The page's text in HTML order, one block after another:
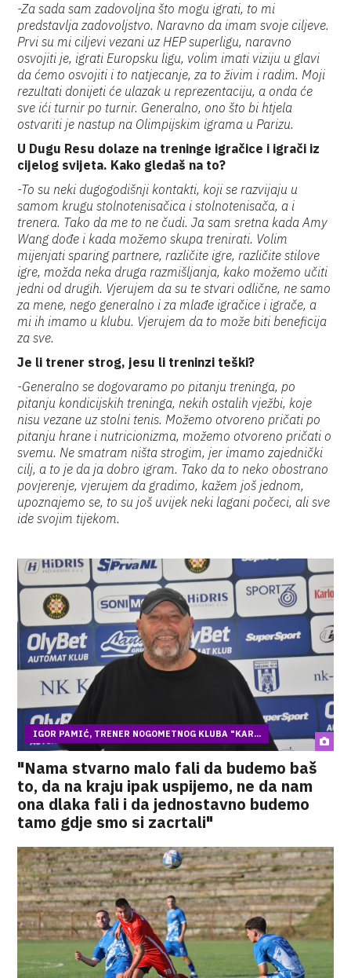
-Za sada sam zadovoljna što mogu igrati, to mi
predstavlja zadovoljstvo. Naravno da imam svoje ciljeve.
Prvi su mi ciljevi vezani uz HEP superligu, naravno
osvojiti je, igrati Europsku ligu, volim imati viziju u glavi
da ćemo osvojiti i to natjecanje, za to živim i radim. Moji
rezultati donijeti će ulazak u reprezentaciju, a onda će
sve ići turnir po turnir. Generalno, ono što bi htjela
ostvariti je nastup na Olimpijskim igrama u Parizu.
U Dugu Resu dolaze na treninge igračice i igrači iz
cijelog svijeta. Kako gledaš na to?
-To su neki dugogodišnji kontakti, koji se razvijaju u
samom krugu stolnotenisačica i stolnotenisača, a i
trenera. Tako da me to ne čudi. Ja sam sretna kada Amy
Wang dođe i kada možemo skupa trenirati. Volim
mijenjati sparing partnere, različite igre, različite stilove
igre, možda neka druga razmišljanja, kako možemo učiti
jedni od drugih. Vjerujem da su te stvari odlične, ne samo
za mene, nego generalno i za mlađe igračice i igrače, a
mi ih imamo u klubu. Vjerujem da to može biti beneficija
za sve.
Je li trener strog, jesu li treninzi teški?
-Generalno se dogovaramo po pitanju treninga, po
pitanju kondicijskih treninga, nekih ostalih vježbi, koje
nisu vezane uz stolni tenis. Možemo otvoreno pričati po
pitanju hrane i nutricionizma, možemo otvoreno pričati o
svemu. Ne smatram ništa strogim, jer imamo zajednički
cilj, a to je da ja dobro igram. Tako da to neko obostrano
povjerenje, vjerujem da gradimo, kažem još jednom,
upoznajemo se, to su još uvijek neki lagani počeci, ali sve
ide svojim tijekom.
IGOR PAMIĆ, TRENER NOGOMETNOG KLUBA "KAR...
"Nama stvarno malo fali da budemo baš
to, da na kraju ipak uspijemo, ne da nam
ona dlaka fali i da jednostavno budemo
tamo gdje smo si zacrtali"